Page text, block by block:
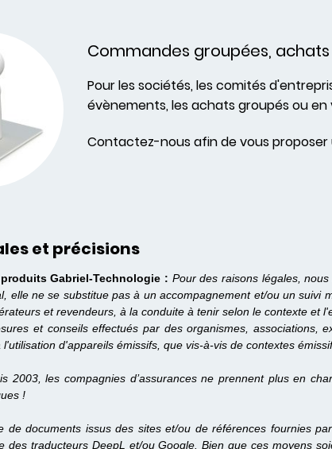
Commandes groupées,
Pour les sociétés, les comités
évènements, les achats groupés ou en
Contactez-nous afin de vous
et précisions
Gabriel-Technologie : Pour des raisons légales,
elle ne se substitue pas à un accompagnement et/ou un suivi
et revendeurs, à la conduite à tenir selon le contexte et
et conseils effectués par des organismes, associations,
d'appareils émissifs, que vis-à-vis de contextes
2003, les compagnies d’assurances ne prennent plus en
!
de documents issus des sites et/ou de références fournies
des traducteurs DeepL et/ou Google. Bien que ces moyens